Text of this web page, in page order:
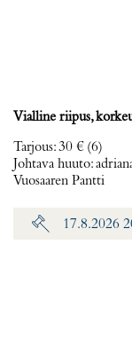
Vialline riipus,
Tarjous:30 € (6)
Johtava huuto:
Vuosaaren Pantti
17.8.2026